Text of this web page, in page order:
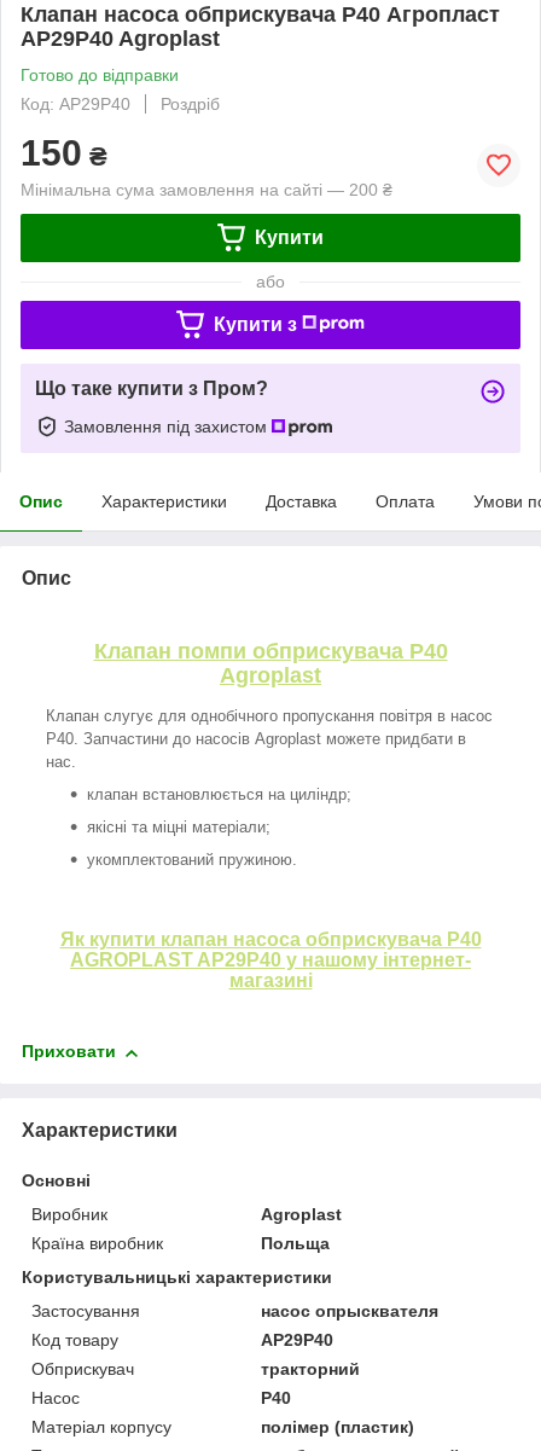
Клапан насоса обприскувача P40 Агропласт
AP29P40 Agroplast
Готово до відправки
Код: AP29P40
Роздріб
150 ₴
Мінімальна сума замовлення на сайті — 200 ₴
Купити
або
Купити з
Що таке купити з Пром?
Замовлення під захистом
Опис Характеристики Доставка Оплата Умови
Опис
Клапан помпи обприскувача P40
Agroplast
Клапан слугує для однобічного пропускання повітря в насос
P40. Запчастини до насосів Agroplast можете придбати в
нас.
клапан встановлюється на циліндр;
якісні та міцні матеріали;
укомплектований пружиною.
Як купити клапан насоса обприскувача P40
AGROPLAST AP29P40 у нашому інтернет-
магазині
Приховати
Характеристики
Основні
Виробник
Agroplast
Країна виробник
Польща
Користувальницькі характеристики
Застосування
насос опрысквателя
Код товару
AP29P40
Обприскувач
тракторний
Насос
P40
Матеріал корпусу
полімер (пластик)